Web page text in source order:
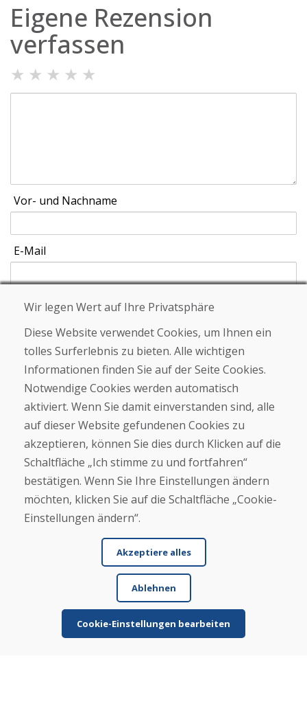
Eigene Rezension
verfassen
★ ★ ★ ★ ★
Vor- und Nachname
E-Mail
Helpline
info@domivosport.at
Über uns
Blog
Über uns
Geschäft
Kaufen
E-Shop
Geschäftsbedingungen
Transport
Zahlung
Beschwerde
Rückgabe und Umtausch von Waren
Wir legen Wert auf Ihre Privatsphäre
Diese Website verwendet Cookies, um Ihnen ein
tolles Surferlebnis zu bieten. Alle wichtigen
Informationen finden Sie auf der Seite Cookies.
Notwendige Cookies werden automatisch
aktiviert. Wenn Sie damit einverstanden sind, alle
auf dieser Website gefundenen Cookies zu
akzeptieren, können Sie dies durch Klicken auf die
Schaltfläche „Ich stimme zu und fortfahren“
bestätigen. Wenn Sie Ihre Einstellungen ändern
möchten, klicken Sie auf die Schaltfläche „Cookie-
Einstellungen ändern“.
Akzeptiere alles
Ablehnen
Cookie-Einstellungen bearbeiten